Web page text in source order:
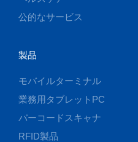
公的なサービス
製品
モバイルターミナル
業務用タブレットPC
バーコードスキャナ
RFID製品